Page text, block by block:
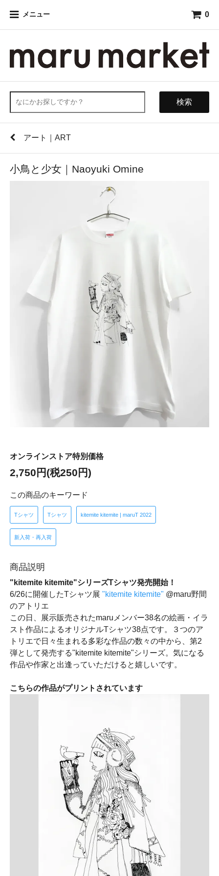
メニュー 0
検索
アート｜ART
小鳥と少女｜Naoyuki Omine
オンラインストア特別価格
2,750円(税250円)
この商品のキーワード
Tシャツ Tシャツ kitemite kitemite | maruT 2022
新入荷・再入荷
商品説明
"kitemite kitemite"シリーズTシャツ発売開始！
6/26に開催したTシャツ展 "kitemite kitemite" @maru野間
のアトリエ
この日、展示販売されたmaruメンバー38名の絵画・イラ
スト作品によるオリジナルTシャツ38点です。３つのア
トリエで日々生まれる多彩な作品の数々の中から、第2
弾として発売する"kitemite kitemite"シリーズ。気になる
作品や作家と出逢っていただけると嬉しいです。
こちらの作品がプリントされています